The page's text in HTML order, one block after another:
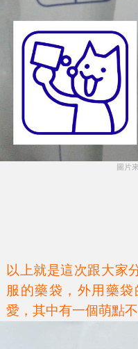
圖片
以上就是這次跟大家
服的藥袋，外用藥
愛，其中有一個萌點